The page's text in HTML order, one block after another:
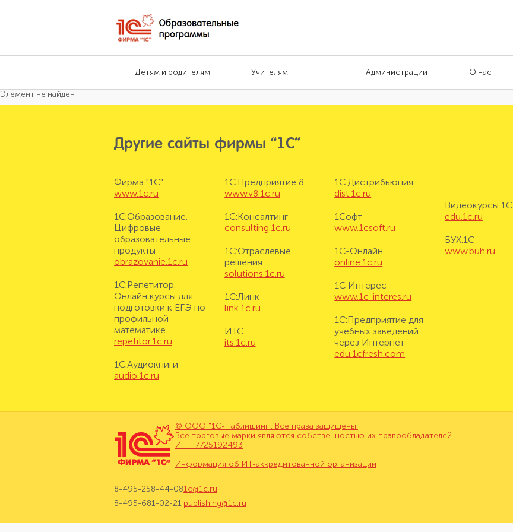
Детям и родителям Учителям Администрации О нас
Элемент не найден
Другие сайты фирмы “1С”
Фирма "1С"
www.1c.ru
1С:Образование.
Цифровые
образовательные
продукты
obrazovanie.1c.ru
1С:Репетитор.
Онлайн курсы для
подготовки к ЕГЭ по
профильной
математике
repetitor.1c.ru
1С:Аудиокниги
audio.1c.ru
1С:Предприятие 8
www.v8.1c.ru
1С:Консалтинг
consulting.1c.ru
1С:Отраслевые
решения
solutions.1c.ru
1С:Линк
link.1c.ru
ИТС
its.1c.ru
1С:Дистрибьюция
dist.1c.ru
1Софт
www.1csoft.ru
1С-Онлайн
online.1c.ru
1С Интерес
www.1c-interes.ru
1С:Предприятие для
учебных заведений
через Интернет
edu.1cfresh.com
Видеокурсы 1С
edu.1c.ru
БУХ.1С
www.buh.ru
© ООО "1С-Паблишинг". Все права защищены.
Все торговые марки являются собственностью их правообладателей.
ИНН 7725192493
Информация об ИТ-аккредитованной организации
8-495-258-44-08
8-495-681-02-21
1c@1c.ru
publishing@1c.ru